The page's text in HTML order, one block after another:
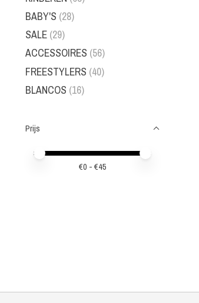
BABY'S (28)
SALE (29)
ACCESSOIRES (56)
FREESTYLERS (40)
BLANCOS (16)
Prijs
Minimale prijswaarde
Price maximum value
€0 - €45